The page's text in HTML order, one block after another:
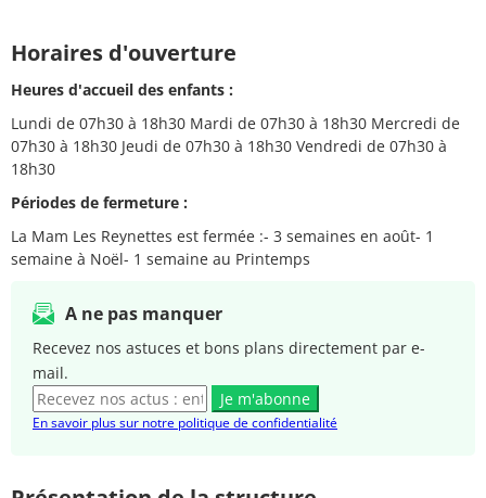
Horaires d'ouverture
Heures d'accueil des enfants :
Lundi de 07h30 à 18h30 Mardi de 07h30 à 18h30 Mercredi de
07h30 à 18h30 Jeudi de 07h30 à 18h30 Vendredi de 07h30 à
18h30
Périodes de fermeture :
La Mam Les Reynettes est fermée :- 3 semaines en août- 1
semaine à Noël- 1 semaine au Printemps
A ne pas manquer
Recevez nos astuces et bons plans directement par e-
mail.
Je m'abonne
En savoir plus sur notre politique de confidentialité